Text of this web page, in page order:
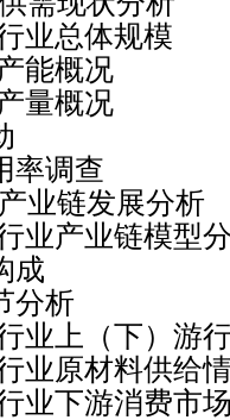
总体规模
能概况
量概况
调查
业链发展分析
产业链模型
析
上（下）游
原材料供给
下游消费市